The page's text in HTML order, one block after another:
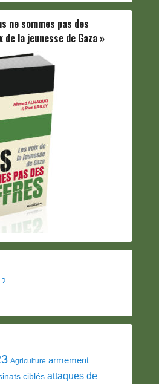
ne sommes pas des
la jeunesse de Gaza »
Agriculture armement
ciblés attaques de